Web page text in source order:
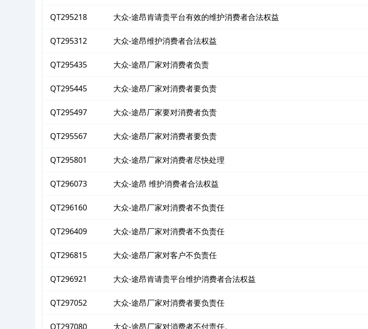
QT295218 大众-途昂肯请贵平台有效的维护消费者合法权益
QT295312 大众-途昂维护消费者合法权益
QT295435 大众-途昂厂家对消费者负责
QT295445 大众-途昂厂家对消费者要负责
QT295497 大众-途昂厂家要对消费者负责
QT295567 大众-途昂厂家对消费者要负责
QT295801 大众-途昂厂家对消费者尽快处理
QT296073 大众-途昂 维护消费者合法权益
QT296160 大众-途昂厂家对消费者不负责任
QT296409 大众-途昂厂家对消费者不负责任
QT296815 大众-途昂厂家对客户不负责任
QT296921 大众-途昂肯请贵平台维护消费者合法权益
QT297052 大众-途昂厂家对消费者要负责任
QT297080 大众-途昂厂家对消费者不付责任。